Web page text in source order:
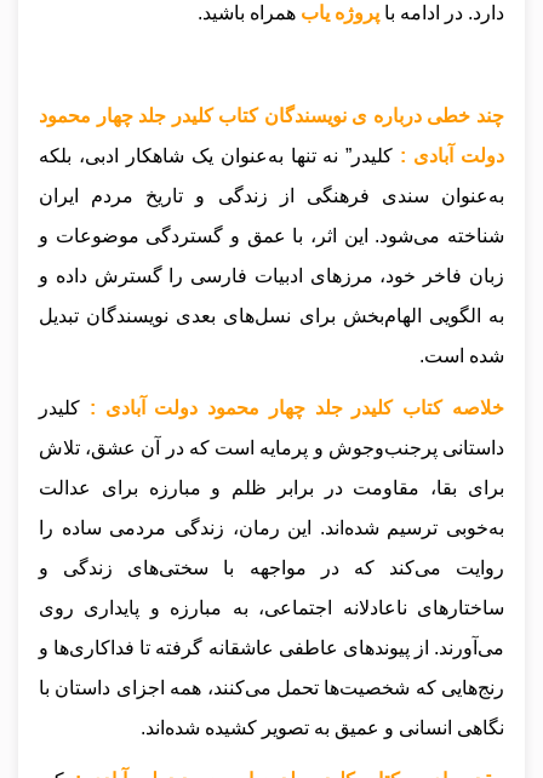
دارد. در ادامه با پروژه یاب همراه باشید.
چند خطی درباره ی نویسندگان کتاب کلیدر جلد چهار محمود
دولت آبادی : کلیدر” نه تنها به‌عنوان یک شاهکار ادبی، بلکه
به‌عنوان سندی فرهنگی از زندگی و تاریخ مردم ایران
شناخته می‌شود. این اثر، با عمق و گستردگی موضوعات و
زبان فاخر خود، مرزهای ادبیات فارسی را گسترش داده و
به الگویی الهام‌بخش برای نسل‌های بعدی نویسندگان تبدیل
شده است.
خلاصه کتاب کلیدر جلد چهار محمود دولت آبادی : کلیدر
داستانی پرجنب‌وجوش و پرمایه است که در آن عشق، تلاش
برای بقا، مقاومت در برابر ظلم و مبارزه برای عدالت
به‌خوبی ترسیم شده‌اند. این رمان، زندگی مردمی ساده را
روایت می‌کند که در مواجهه با سختی‌های زندگی و
ساختارهای ناعادلانه اجتماعی، به مبارزه و پایداری روی
می‌آورند. از پیوندهای عاطفی عاشقانه گرفته تا فداکاری‌ها و
رنج‌هایی که شخصیت‌ها تحمل می‌کنند، همه اجزای داستان با
نگاهی انسانی و عمیق به تصویر کشیده شده‌اند.